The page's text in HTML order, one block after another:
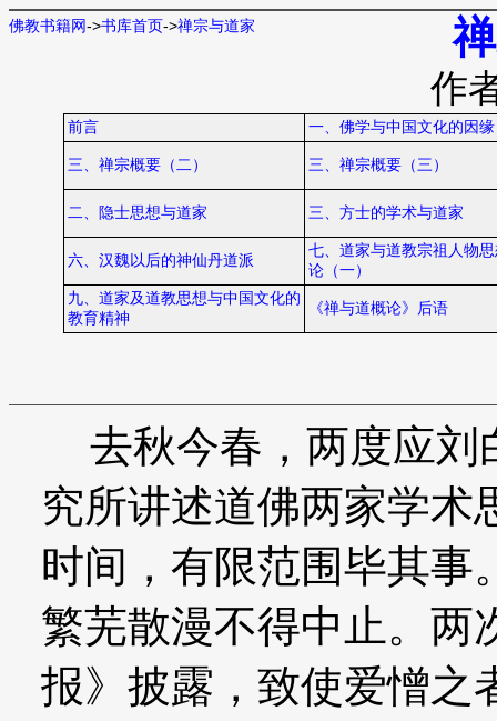
佛教书籍网->书库首页->禅宗与道家
作
前言 一、佛学与中国文化的因缘
三、禅宗概要（二） 三、禅宗概要（三）
二、隐士思想与道家 三、方士的学术与道家
六、汉魏以后的神仙丹道派
七、道家与道教宗祖人物
论（一）
九、道家及道教思想与中国文化的
教育精神
《禅与道概论》后语
去秋今春，两度应刘
究所讲述道佛两家学术
时间，有限范围毕其事
繁芜散漫不得中止。两
报》披露，致使爱憎之